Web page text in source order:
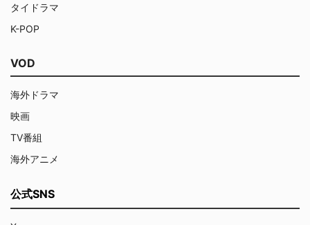
タイドラマ
K-POP
VOD
海外ドラマ
映画
TV番組
海外アニメ
公式SNS